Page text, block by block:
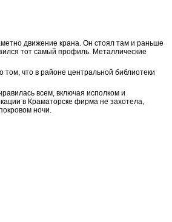
движение крана. Он стоял там и раньше
тот самый профиль. Металлические
что в районе центральной библиотеки
всем, включая исполком и
в Краматорске фирма не захотела,
ночи.